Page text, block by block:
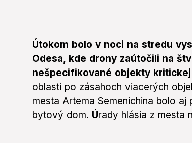
Útokom bolo v noci na stredu
Odesa, kde drony zaútočili na
nešpecifikované objekty
oblasti po zásahoch viacerých
mesta Artema Semenichina bolo
bytový dom. Úrady hlásia z mesta